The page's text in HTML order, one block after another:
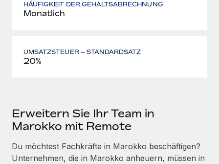
HÄUFIGKEIT DER GEHALTSABRECHNUNG
Monatlich
UMSATZSTEUER – STANDARDSATZ
20%
Erweitern Sie Ihr Team in
Marokko mit Remote
Du möchtest Fachkräfte in Marokko beschäftigen?
Unternehmen, die in Marokko anheuern, müssen in